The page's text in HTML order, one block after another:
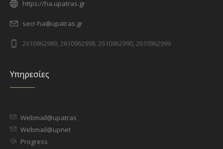
https://ha.upatras.gr
secr-ha@upatras.gr
2610962989, 2610962998, 2610962990, 2610962999
Υπηρεσίες
Webmail@upatras
Webmail@upnet
Progress